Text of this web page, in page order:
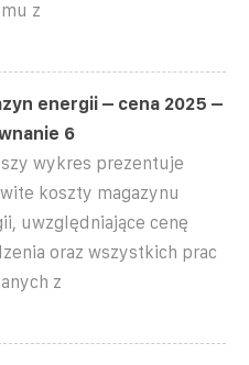
z
energii – cena 2025 –
6
wykres prezentuje
koszty magazynu
uwzględniające cenę
oraz wszystkich prac
z